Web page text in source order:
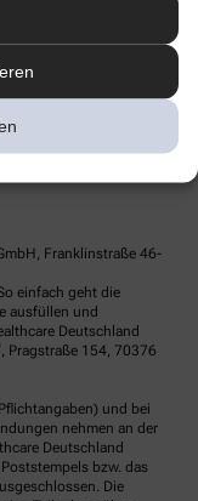
Franklinstraße 46-
einfach geht die
ausfüllen und
Deutschland
Pragstraße 154, 70376
und bei
nehmen an der
Deutschland
bzw. das
Die